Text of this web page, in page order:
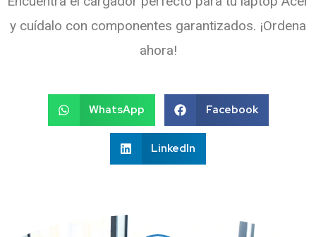
y cuídalo con componentes garantizados. ¡Ordena
ahora!
WhatsApp Facebook
LinkedIn